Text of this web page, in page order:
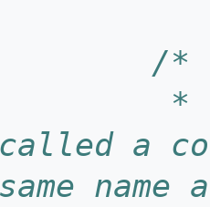
/*
called a
same